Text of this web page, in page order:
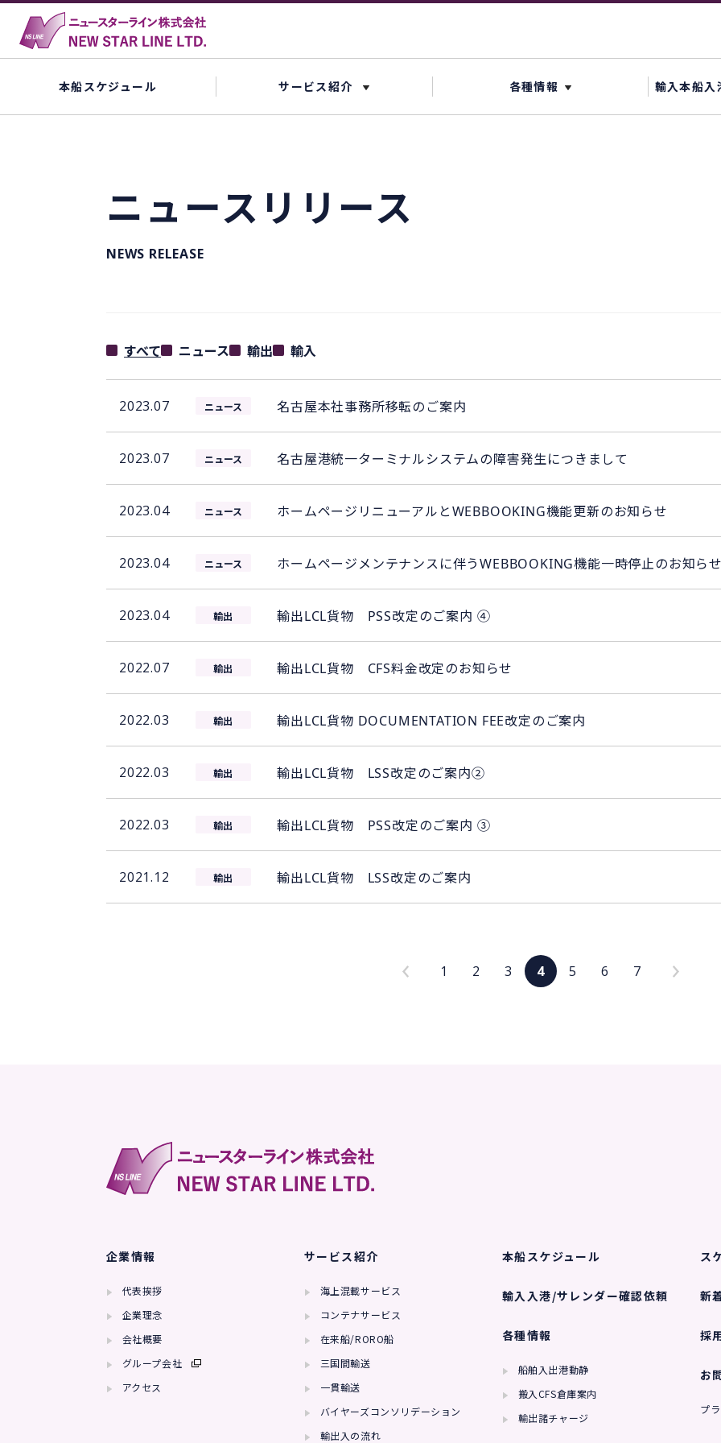
本船スケジュール サービス紹介 各種情報 輸入本船
ニュースリリース
NEWS RELEASE
すべて ニュース 輸出 輸入
2023.07 ニュース 名古屋本社事務所移転のご案内
2023.07 ニュース 名古屋港統一ターミナルシステムの障害発生につきまして
2023.04 ニュース ホームページリニューアルとWEBBOOKING機能更新のお知らせ
2023.04 ニュース ホームページメンテナンスに伴うWEBBOOKING機能一時停止のお知ら
2023.04 輸出 輸出LCL貨物 PSS改定のご案内 ④
2022.07 輸出 輸出LCL貨物 CFS料金改定のお知らせ
2022.03 輸出 輸出LCL貨物 DOCUMENTATION FEE改定のご案内
2022.03 輸出 輸出LCL貨物 LSS改定のご案内②
2022.03 輸出 輸出LCL貨物 PSS改定のご案内 ③
2021.12 輸出 輸出LCL貨物 LSS改定のご案内
1 2 3 4 5 6 7
企業情報
代表挨拶
企業理念
会社概要
グループ会社
アクセス
サービス紹介
海上混載サービス
コンテナサービス
在来船/RORO船
三国間輸送
一貫輸送
バイヤーズコンソリデーション
輸出入の流れ
本船スケジュール
輸入入港/サレンダー確認依頼
各種情報
船舶入出港動静
搬入CFS倉庫案内
輸出諸チャージ
ス
新
採
お
プ